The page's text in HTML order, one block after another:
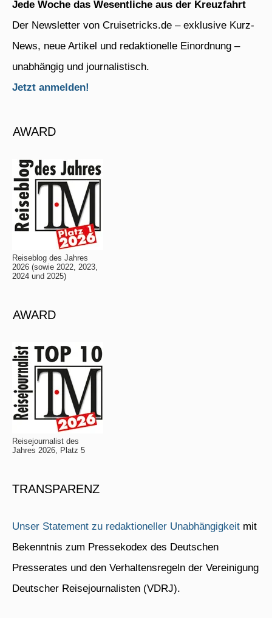
Jede Woche das Wesentliche aus der Kreuzfahrt
Der Newsletter von Cruisetricks.de – exklusive Kurz-
News, neue Artikel und redaktionelle Einordnung –
unabhängig und journalistisch.
Jetzt anmelden!
AWARD
Reiseblog des Jahres
2026 (sowie 2022, 2023,
2024 und 2025)
AWARD
Reisejournalist des
Jahres 2026, Platz 5
TRANSPARENZ
Unser Statement zu redaktioneller Unabhängigkeit mit
Bekenntnis zum Pressekodex des Deutschen
Presserates und den Verhaltensregeln der Vereinigung
Deutscher Reisejournalisten (VDRJ).